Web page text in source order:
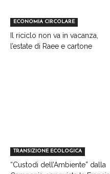
ECONOMIA CIRCOLARE
Il riciclo non va in vacanza,
l’estate di Raee e cartone
TRANSIZIONE ECOLOGICA
“Custodi dell’Ambiente” dalla